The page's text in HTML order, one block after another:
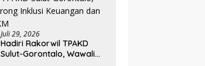
Juli 29, 2026
Hadiri Rakorwil TPAKD
Sulut-Gorontalo, Wawali